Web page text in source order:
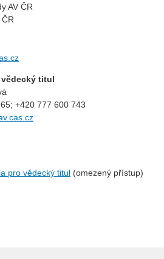
AV ČR
ČR
vědecký titul
+420 777 600 743
pro vědecký titul (omezený přístup)